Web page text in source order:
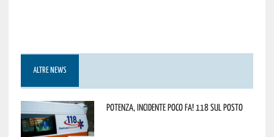
ALTRE NEWS
Potenza, incidente poco fa! 118 sul posto